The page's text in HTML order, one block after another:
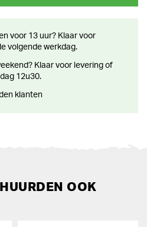
volgende werkdag.
12u30.
klanten
OOK